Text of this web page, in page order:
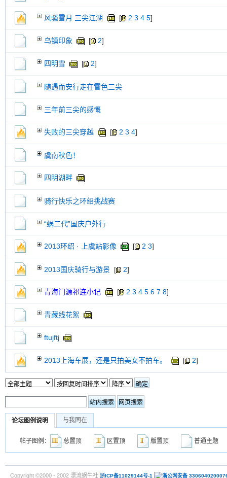
风骚雪月 三尖江湖 [ 2 3 4 5]
乌镇印象 [ 2]
四明雪 [ 2]
随遇而安行走在雪色三尖
三年前三尖的感慨
失败的三尖穿越 [ 2 3 4]
虞南秋色！
四明湖畔
骑行快乐之环绍挑战赛
“蜗二代”国庆户外行
2013环绍 · 上虞站影像 [ 2 3]
2013国庆骑行与游景 [ 2]
青海门源祁连小记 [ 2 3 4 5 6 7 8]
青藏线花絮
ftujftj
2013上海车展，还是只拍美女不拍车。 [ 2]
论坛图例说明 与我同在
帖子图例： 总置顶 区置顶 版置顶 普通主
Copyright ©2000 - 2002 漂流蜗牛社 浙ICP备11029144号-1 浙公网安备